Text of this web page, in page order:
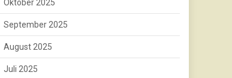
Oktober 2025
September 2025
August 2025
Juli 2025